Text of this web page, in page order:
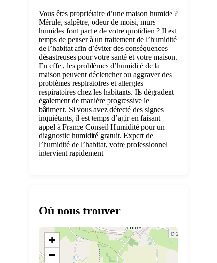
Vous êtes propriétaire d’une maison humide ?
Mérule, salpêtre, odeur de moisi, murs
humides font partie de votre quotidien ? Il est
temps de penser à un traitement de l’humidité
de l’habitat afin d’éviter des conséquences
désastreuses pour votre santé et votre maison.
En effet, les problèmes d’humidité de la
maison peuvent déclencher ou aggraver des
problèmes respiratoires et allergies
respiratoires chez les habitants. Ils dégradent
également de manière progressive le
bâtiment. Si vous avez détecté des signes
inquiétants, il est temps d’agir en faisant
appel à France Conseil Humidité pour un
diagnostic humidité gratuit. Expert de
l’humidité de l’habitat, votre professionnel
intervient rapidement
Où nous trouver
+
−